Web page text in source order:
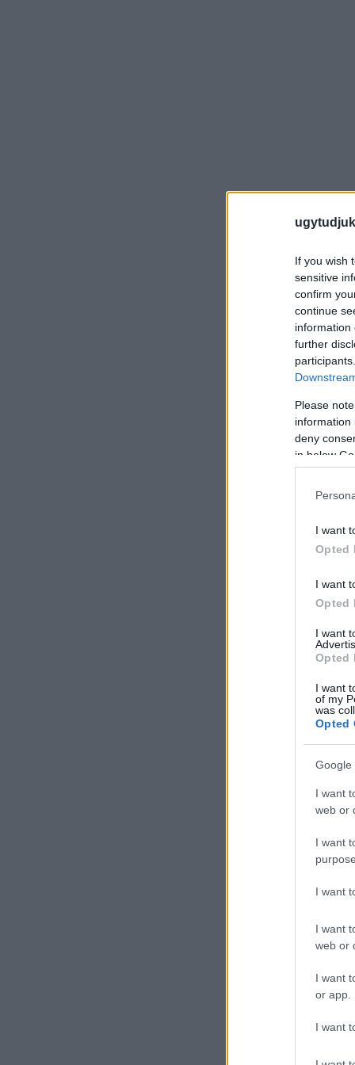
If you wish
sensitive
confirm
continue
information
further
Please
information
deny
in below
I want
Opted
I want
Opted
I want
Opted
I want
of my
was
Opted
Google
I want
web or
I want
I want
I want
web or
I want
or app.
I want